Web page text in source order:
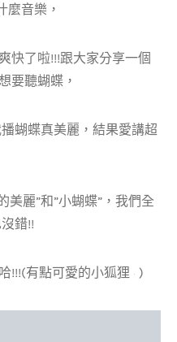
麼音樂，
快了啦!!!跟大家分享一個
要聽蝴蝶，
蝴蝶真美麗，結果愛講超
美麗”和”小蝴蝶”，我們全
錯!!
!!!(有點可愛的小狐狸 )